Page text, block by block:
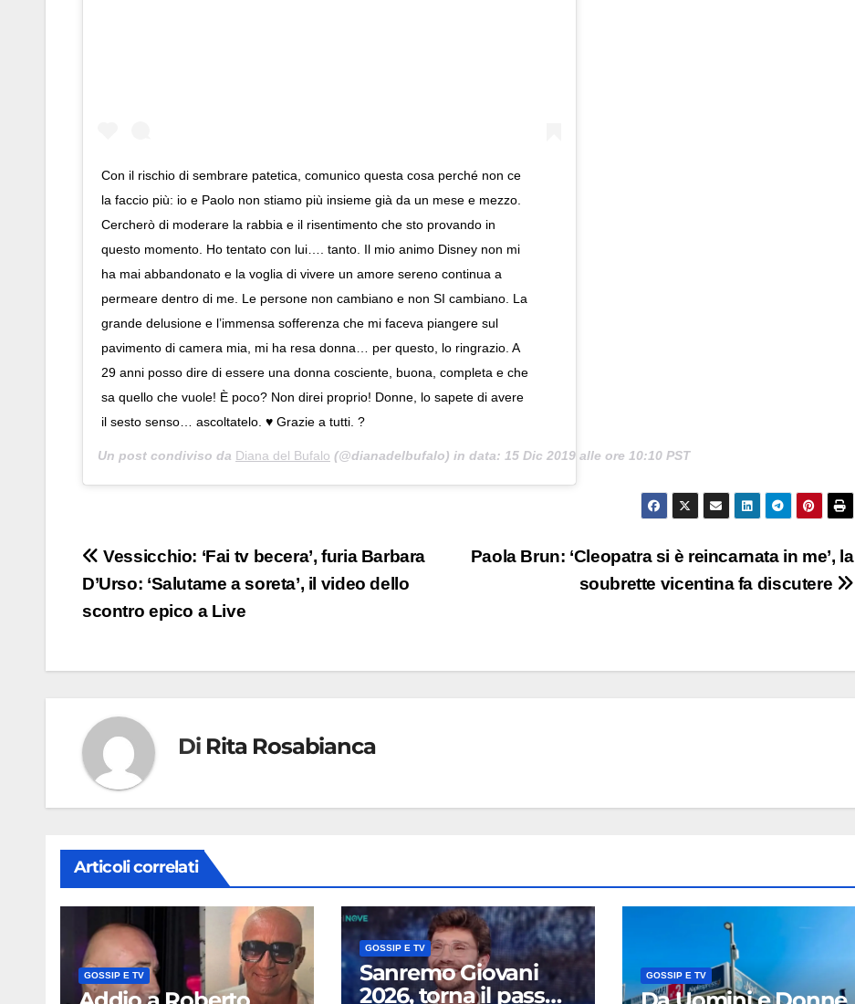
Con il rischio di sembrare patetica, comunico questa cosa perché non ce
la faccio più: io e Paolo non stiamo più insieme già da un mese e mezzo.
Cercherò di moderare la rabbia e il risentimento che sto provando in
questo momento. Ho tentato con lui…. tanto. Il mio animo Disney non mi
ha mai abbandonato e la voglia di vivere un amore sereno continua a
permeare dentro di me. Le persone non cambiano e non SI cambiano. La
grande delusione e l’immensa sofferenza che mi faceva piangere sul
pavimento di camera mia, mi ha resa donna… per questo, lo ringrazio. A
29 anni posso dire di essere una donna cosciente, buona, completa e che
sa quello che vuole! È poco? Non direi proprio! Donne, lo sapete di avere
il sesto senso… ascoltatelo. ♥️ Grazie a tutti. ?
Un post condiviso da Diana del Bufalo (@dianadelbufalo) in data: 15 Dic 2019 alle ore 10:10 PST
Navigazione
articoli
Paola Brun: ‘Cleopatra si è reincarnata in me’, la
soubrette vicentina fa discutere
Vessicchio: ‘Fai tv becera’, furia Barbara
D’Urso: ‘Salutame a soreta’, il video dello
scontro epico a Live
Di Rita Rosabianca
Articoli correlati
GOSSIP E TV
GOSSIP E TV
Sanremo Giovani
2026, torna il pass
GOSSIP E TV